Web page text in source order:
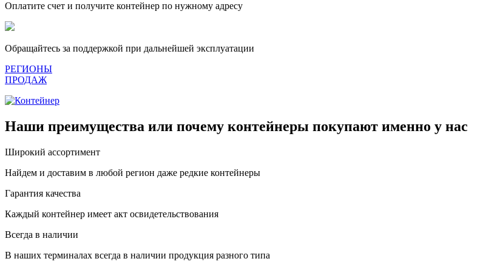
Оплатите счет и получите контейнер по нужному адресу
Обращайтесь за поддержкой при дальнейшей эксплуатации
РЕГИОНЫ
ПРОДАЖ
Наши преимущества или почему контейнеры покупают именно у нас
Широкий ассортимент
Найдем и доставим в любой регион даже редкие контейнеры
Гарантия качества
Каждый контейнер имеет акт освидетельствования
Всегда в наличии
В наших терминалах всегда в наличии продукция разного типа